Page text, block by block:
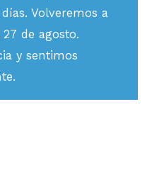
Volveremos a
de agosto.
y sentimos